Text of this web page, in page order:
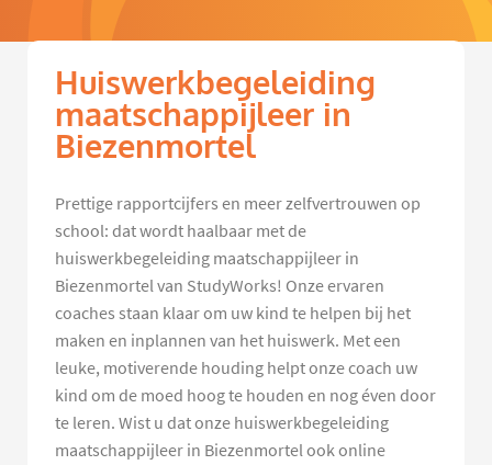
Huiswerkbegeleiding
maatschappijleer in
Biezenmortel
Prettige rapportcijfers en meer zelfvertrouwen op
school: dat wordt haalbaar met de
huiswerkbegeleiding maatschappijleer in
Biezenmortel van StudyWorks! Onze ervaren
coaches staan klaar om uw kind te helpen bij het
maken en inplannen van het huiswerk. Met een
leuke, motiverende houding helpt onze coach uw
kind om de moed hoog te houden en nog éven door
te leren. Wist u dat onze huiswerkbegeleiding
maatschappijleer in Biezenmortel ook online